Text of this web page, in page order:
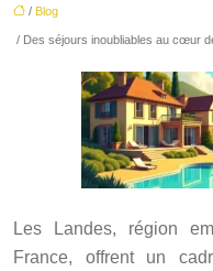
/ Blog
/ Des séjours inoubliables au cœur
Les Landes, région
France, offrent un